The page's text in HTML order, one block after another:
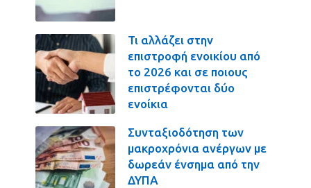
Τι αλλάζει στην
επιστροφή ενοικίου από
το 2026 και σε ποιους
επιστρέφονται δύο
ενοίκια
Συνταξιοδότηση των
μακροχρόνια ανέργων με
δωρεάν ένσημα από την
ΔΥΠΑ